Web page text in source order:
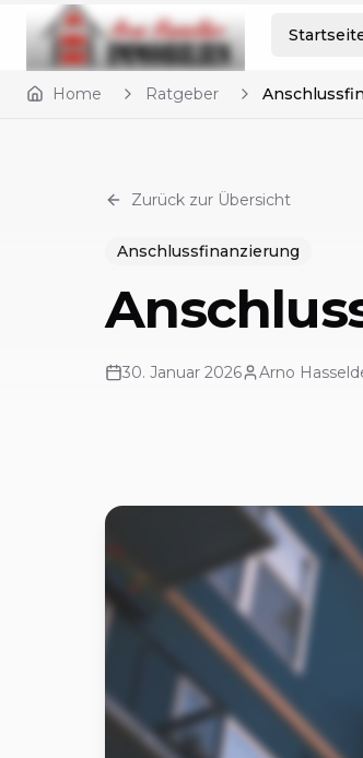
Home Ratgeber
Zurück zur Übersicht
Anschlussfinanzierung
30. Januar 2026 Arno